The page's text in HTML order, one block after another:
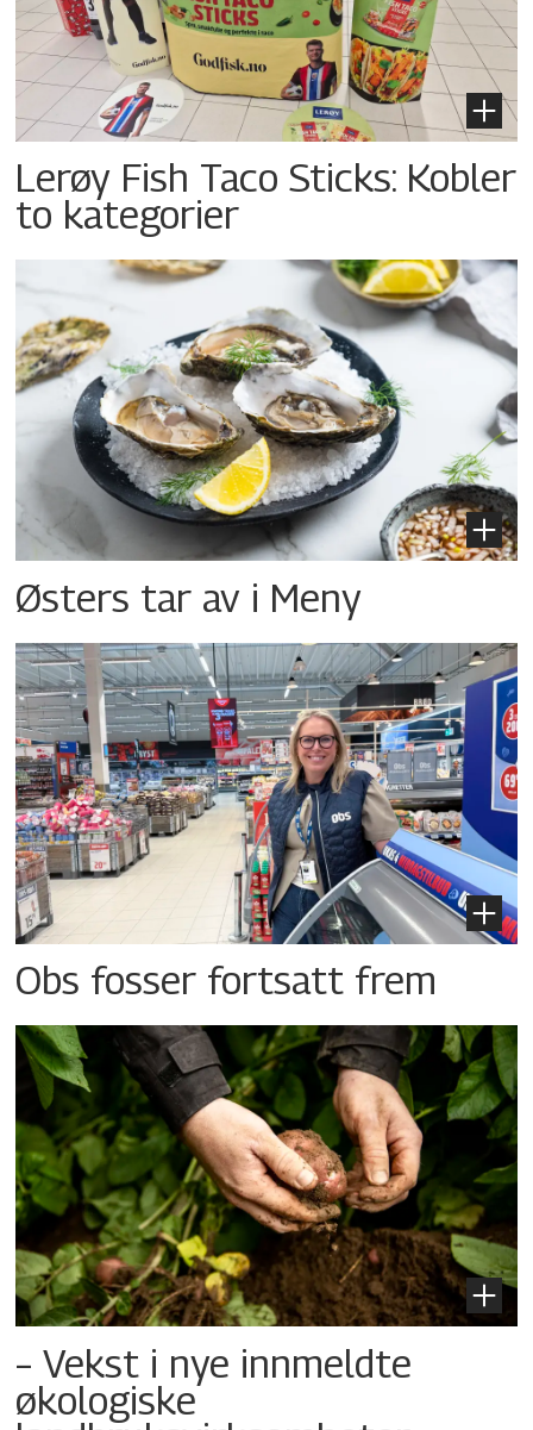
Lerøy Fish Taco Sticks: Kobler
to kategorier
Østers tar av i Meny
Obs fosser fortsatt frem
– Vekst i nye innmeldte
økologiske